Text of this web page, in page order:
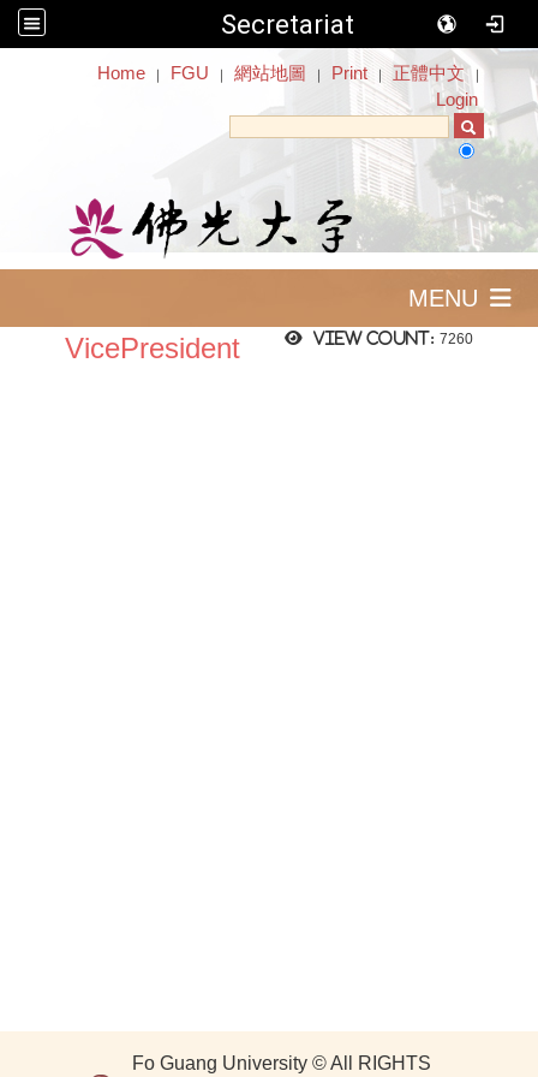
Secretariat
Home ｜ FGU ｜ 網站地圖 ｜ Print ｜ 正體中文 ｜
Login
MENU
View count: 7260
VicePresident
Fo Guang University © All RIGHTS